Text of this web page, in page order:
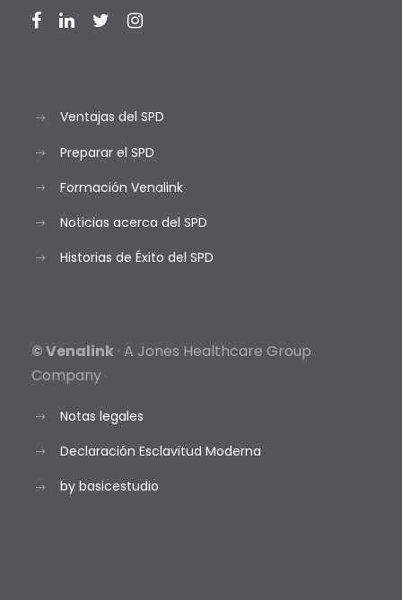
Ventajas del SPD
Preparar el SPD
Formación Venalink
Noticias acerca del SPD
Historias de Éxito del SPD
© Venalink · A Jones Healthcare Group
Company
Notas legales
Declaración Esclavitud Moderna
by basicestudio